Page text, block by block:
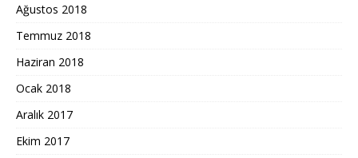
Ağustos 2018
Temmuz 2018
Haziran 2018
Ocak 2018
Aralık 2017
Ekim 2017